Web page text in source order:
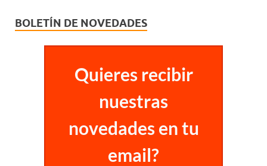
BOLETÍN DE NOVEDADES
Quieres recibir
nuestras
novedades en tu
email?